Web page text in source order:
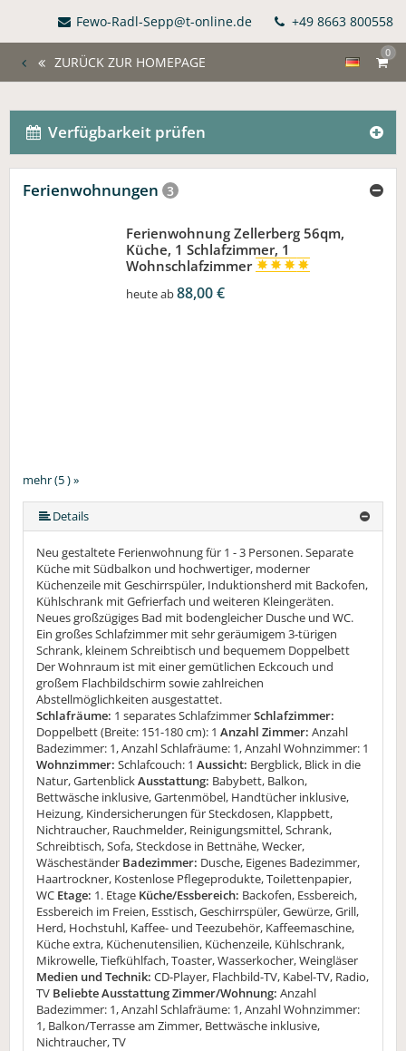
Fewo-Radl-Sepp@t-online.de +49 8663 800558
0
ZURÜCK ZUR HOMEPAGE
Verfügbarkeit prüfen
Ferienwohnungen 3
mehr (5 ) »
mehr (5 ) »
Ferienwohnung Zellerberg 56qm,
Küche, 1 Schlafzimmer, 1
Wohnschlafzimmer
heute ab88,00 €
Details
Neu gestaltete Ferienwohnung für 1 - 3 Personen. Separate
Küche mit Südbalkon und hochwertiger, moderner
Küchenzeile mit Geschirrspüler, Induktionsherd mit Backofen,
Kühlschrank mit Gefrierfach und weiteren Kleingeräten.
Neues großzügiges Bad mit bodengleicher Dusche und WC.
Ein großes Schlafzimmer mit sehr geräumigem 3-türigen
Schrank, kleinem Schreibtisch und bequemem Doppelbett
Der Wohnraum ist mit einer gemütlichen Eckcouch und
großem Flachbildschirm sowie zahlreichen
Abstellmöglichkeiten ausgestattet.
Schlafräume: 1 separates SchlafzimmerSchlafzimmer:
Doppelbett (Breite: 151-180 cm): 1 Anzahl Zimmer: Anzahl
Badezimmer: 1, Anzahl Schlafräume: 1, Anzahl Wohnzimmer: 1
Wohnzimmer: Schlafcouch: 1 Aussicht: Bergblick, Blick in die
Natur, GartenblickAusstattung: Babybett, Balkon,
Bettwäsche inklusive, Gartenmöbel, Handtücher inklusive,
Heizung, Kindersicherungen für Steckdosen, Klappbett,
Nichtraucher, Rauchmelder, Reinigungsmittel, Schrank,
Schreibtisch, Sofa, Steckdose in Bettnähe, Wecker,
Wäscheständer Badezimmer: Dusche, Eigenes Badezimmer,
Haartrockner, Kostenlose Pflegeprodukte, Toilettenpapier,
WC Etage: 1. Etage Küche/Essbereich: Backofen, Essbereich,
Essbereich im Freien, Esstisch, Geschirrspüler, Gewürze, Grill,
Herd, Hochstuhl, Kaffee- und Teezubehör, Kaffeemaschine,
Küche extra, Küchenutensilien, Küchenzeile, Kühlschrank,
Mikrowelle, Tiefkühlfach, Toaster, Wasserkocher, Weingläser
Medien und Technik: CD-Player, Flachbild-TV, Kabel-TV, Radio,
TV Beliebte Ausstattung Zimmer/Wohnung: Anzahl
Badezimmer: 1, Anzahl Schlafräume: 1, Anzahl Wohnzimmer:
1, Balkon/Terrasse am Zimmer, Bettwäsche inklusive,
Nichtraucher, TV